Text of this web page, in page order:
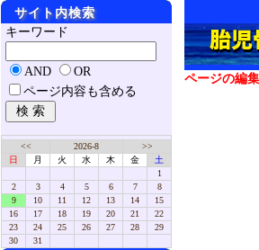
ページの編
サイト内検索
キーワード
AND
OR
ページ内容も含める
<< 2026-8
>>
日
月 火 水 木 金
土
1
2
3 4 5 6 7
8
9
10 11 12 13 14
15
16
17 18 19 20 21
22
23
24 25 26 27 28
29
30
31